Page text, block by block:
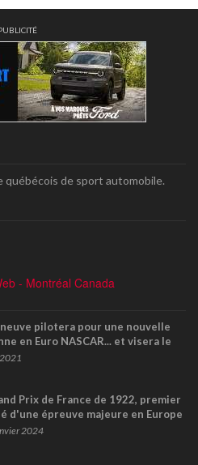
québécois de sport automobile.
pilotera pour une nouvelle
en Euro NASCAR... et visera le
Prix de France de 1922, premier
d'une épreuve majeure en Europe
2024